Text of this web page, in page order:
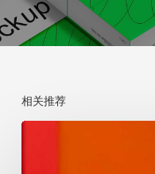
相关推荐